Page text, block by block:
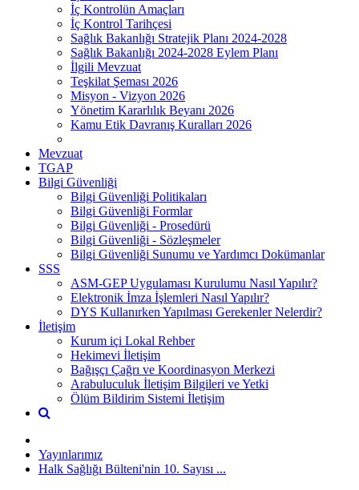
İç Kontrolün Amaçları
İç Kontrol Tarihçesi
Sağlık Bakanlığı Stratejik Planı 2024-2028
Sağlık Bakanlığı 2024-2028 Eylem Planı
İlgili Mevzuat
Teşkilat Şeması 2026
Misyon - Vizyon 2026
Yönetim Kararlılık Beyanı 2026
Kamu Etik Davranış Kuralları 2026
Mevzuat
TGAP
Bilgi Güvenliği
Bilgi Güvenliği Politikaları
Bilgi Güvenliği Formlar
Bilgi Güvenliği - Prosedürü
Bilgi Güvenliği - Sözleşmeler
Bilgi Güvenliği Sunumu ve Yardımcı Dokümanlar
SSS
ASM-GEP Uygulaması Kurulumu Nasıl Yapılır?
Elektronik İmza İşlemleri Nasıl Yapılır?
DYS Kullanırken Yapılması Gerekenler Nelerdir?
İletişim
Kurum içi Lokal Rehber
Hekimevi İletişim
Bağışçı Çağrı ve Koordinasyon Merkezi
Arabuluculuk İletişim Bilgileri ve Yetki
Ölüm Bildirim Sistemi İletişim
Yayınlarımız
Halk Sağlığı Bülteni'nin 10. Sayısı ...